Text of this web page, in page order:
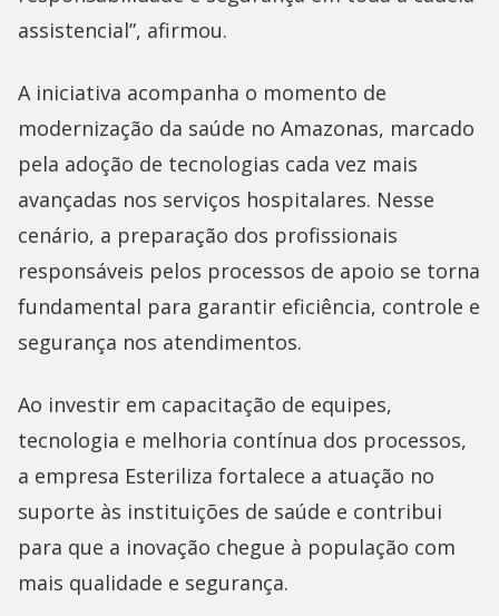
assistencial”, afirmou.
A iniciativa acompanha o momento de
modernização da saúde no Amazonas, marcado
pela adoção de tecnologias cada vez mais
avançadas nos serviços hospitalares. Nesse
cenário, a preparação dos profissionais
responsáveis pelos processos de apoio se torna
fundamental para garantir eficiência, controle e
segurança nos atendimentos.
Ao investir em capacitação de equipes,
tecnologia e melhoria contínua dos processos,
a empresa Esteriliza fortalece a atuação no
suporte às instituições de saúde e contribui
para que a inovação chegue à população com
mais qualidade e segurança.